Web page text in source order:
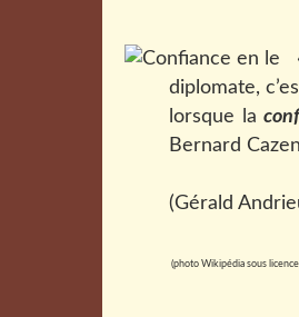
diplomate,
lorsque la
Bernard
(Gérald
(photo Wikipédia sous